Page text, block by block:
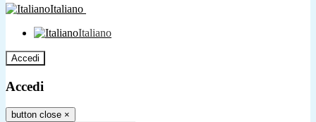
Italiano
Italiano
Accedi
Accedi
button close ×